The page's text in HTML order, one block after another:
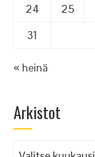
24
25
31
« heinä
Arkistot
Arkistot